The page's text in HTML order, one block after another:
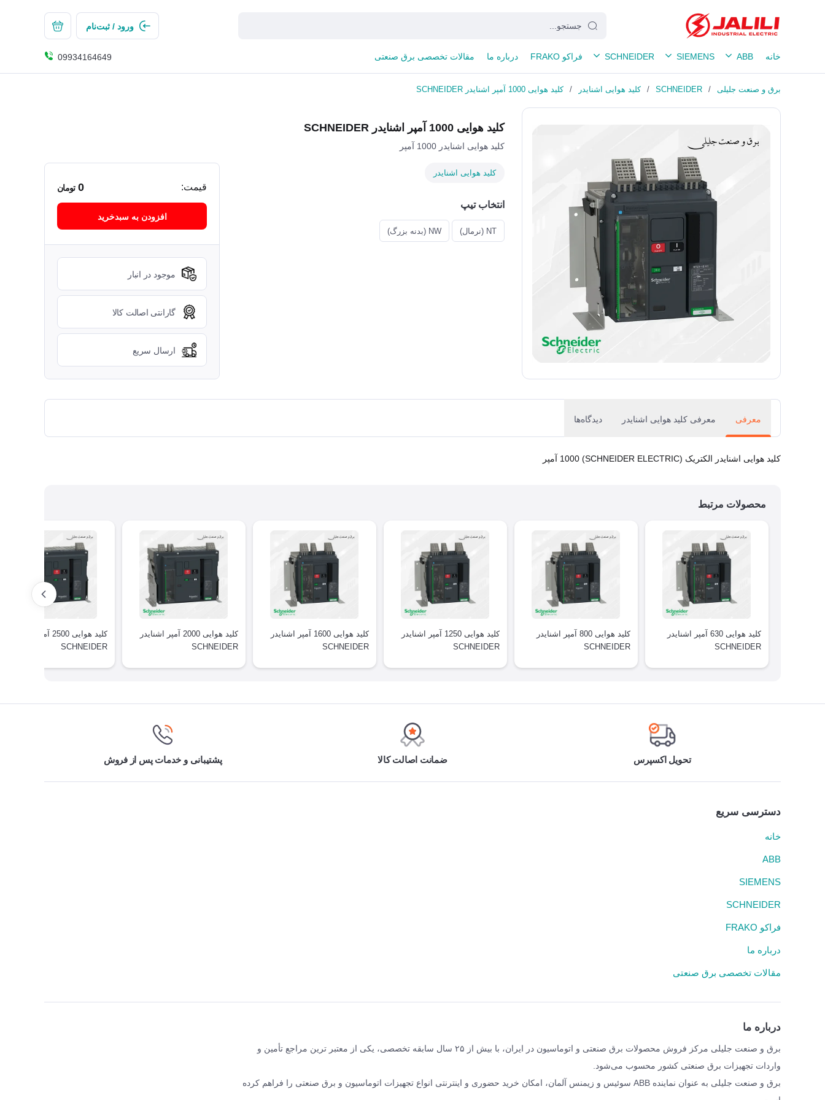
ورود / ثبت‌نام
خانه ABB
SIEMENS
SCHNEIDER فراکو FRAKO درباره ما مقالات تخصصی برق صنعتی 09934164649
برق و صنعت جلیلی /
SCHNEIDER
/ کلید هوایی اشنایدر / کلید هوایی 1000 آمپر اشنایدر SCHNEIDER
کلید هوایی 1000 آمپر اشنایدر SCHNEIDER
کلید هوایی اشنایدر 1000 آمپر
کلید هوایی اشنایدر
انتخاب تیپ
NT (نرمال) NW (بدنه بزرگ)
قیمت: 0 تومان
افزودن به سبدخرید
موجود در انبار
گارانتی اصالت کالا
ارسال سریع
معرفی معرفی کلید هوایی اشنایدر دیدگاه‌ها
کلید هوایی اشنایدر الکتریک (SCHNEIDER ELECTRIC) 1000 آمپر
محصولات مرتبط
کلید هوایی 630 آمپر اشنایدر
SCHNEIDER
کلید هوایی 800 آمپر اشنایدر
SCHNEIDER
کلید هوایی 1250 آمپر اشنایدر
SCHNEIDER
کلید هوایی 1600 آمپر اشنایدر
SCHNEIDER
کلید هوایی 2000 آمپر اشنایدر
SCHNEIDER
کلید هوایی 2500 آمپر اشنایدر
SCHNEIDER
تحویل اکسپرس ضمانت اصالت کالا پشتیبانی و خدمات پس از فروش
دسترسی سریع
خانه
ABB
SIEMENS
SCHNEIDER
فراکو FRAKO
درباره ما
مقالات تخصصی برق صنعتی
درباره ما
برق و صنعت جلیلی مرکز فروش محصولات برق صنعتی و اتوماسیون در ایران، با بیش از ۲۵ سال سابقه تخصصی، یکی از معتبر ترین مراجع تأمین و
واردات تجهیزات برق صنعتی کشور محسوب می‌شود.
برق و صنعت جلیلی به عنوان نماینده ABB سوئیس و زیمنس آلمان، امکان خرید حضوری و اینترنتی انواع تجهیزات اتوماسیون و برق صنعتی را فراهم کرده